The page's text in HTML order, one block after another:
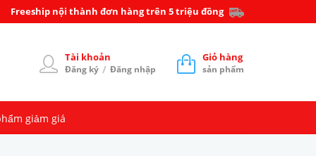
Freeship nội thành đơn hàng trên 5 triệu đồng
Tài khoản
Đăng ký / Đăng nhập
Giỏ hàng
sản phẩm
giảm giá